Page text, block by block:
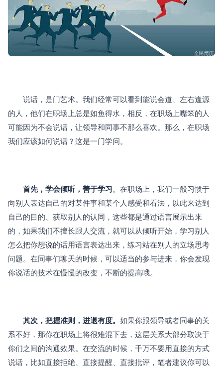
说话，是门艺术。我们经常可以看到能说会道、左右逢源
的人，他们在职场上总是如鱼得水，相反，在职场上嘴笨的人
可能因为不会说话，让领导和同事不那么喜欢。那么，在职场
我们应该如何说话？这是一门学问。
首先，学会倾听，善于学习。在职场上，我们一般习惯于
向别人表达自己的对某件事和某个人感受和看法，以此来达到
自己的目的、获取别人的认同，这些都是通过语言展示出来
的，如果我们不擅长跟人交流，就可以从倾听开始，学习别人
怎么把你想说的话用语言表达出来，练习站在别人的立场思考
问题。在同事们聊天的时候，可以适当的参与进来，你会发现
你说话的技术在慢慢的改变，不断的提高哦。
其次，把握准则，进退有度。 如果你跟领导或者同事的关
系不好，那你在职场上将很难混下去，这层关系大部分取决于
你们之间的沟通效果。在交流的时候，千万不要用直接的方式
说话，比如直接拒绝、直接提醒、直接批评，笔者建议你可以